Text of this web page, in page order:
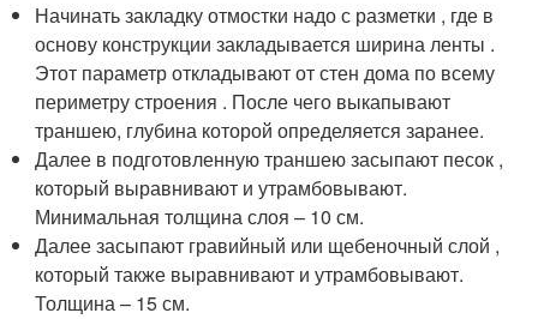
Начинать закладку отмостки надо с разметки , где в
основу конструкции закладывается ширина ленты .
Этот параметр откладывают от стен дома по всему
периметру строения . После чего выкапывают
траншею, глубина которой определяется заранее.
Далее в подготовленную траншею засыпают песок ,
который выравнивают и утрамбовывают.
Минимальная толщина слоя – 10 см.
Далее засыпают гравийный или щебеночный слой ,
который также выравнивают и утрамбовывают.
Толщина – 15 см.